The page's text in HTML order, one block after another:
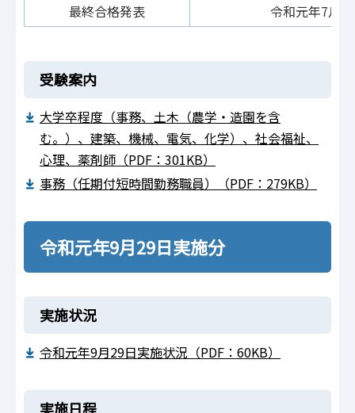
最終合格発表
令和元年7月
受験案内
大学卒程度（事務、土木（農学・造園を含
む。）、建築、機械、電気、化学）、社会福祉、
心理、薬剤師（PDF：301KB）
事務（任期付短時間勤務職員）（PDF：279KB）
令和元年9月29日実施分
実施状況
令和元年9月29日実施状況（PDF：60KB）
実施日程